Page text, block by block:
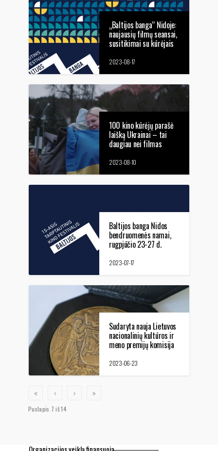
„Baltijos banga“ Nidoje:
naujausių filmų seansai,
susitikimai su kūrėjais
2023-08-17
100 kino kūrėjų parašė
laišką Ukrainai – tai
daugiau nei filmas
2023-08-10
Baltijos banga Nidos
bendruomenės namai,
rugpjūčio 23-27 d.
2023-07-17
Sudaryta nauja Lietuvos
nacionalinių kultūros ir
meno premijų komisija
2023-06-23
Puslapis 7 iš 14